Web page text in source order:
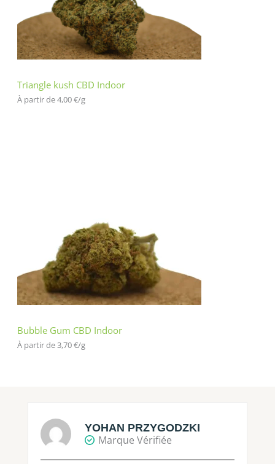
Triangle kush CBD Indoor
À partir de 4,00€/g
Bubble Gum CBD Indoor
À partir de 3,70€/g
YOHAN PRZYGODZKI
Marque Vérifiée